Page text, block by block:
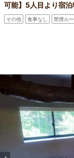
可能】5人目より宿
その他 食事なし 禁煙ル